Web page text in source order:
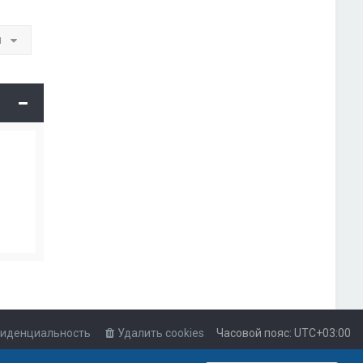
Часовой пояс: UTC+03:00
Удалить cookies